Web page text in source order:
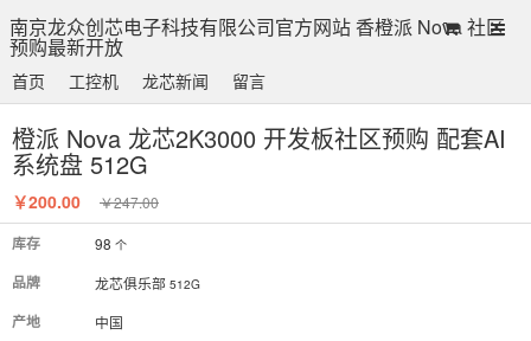
南京龙众创芯电子科技有限公司官方网站 香橙派 Nova 社区
预购最新开放
首页 工控机 龙芯新闻 留言
橙派 Nova 龙芯2K3000 开发板社区预购 配套AI
系统盘 512G
￥200.00 ￥247.00
库存 98 个
品牌 龙芯俱乐部 512G
产地 中国